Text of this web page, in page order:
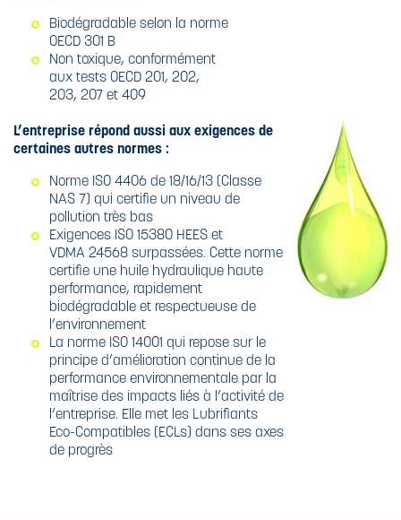
Biodégradable selon la norme
OECD 301 B
Non toxique, conformément
aux tests OECD 201, 202,
203, 207 et 409
L’entreprise répond aussi aux exigences de
certaines autres normes :
Norme ISO 4406 de 18/16/13 (Classe
NAS 7) qui certifie un niveau de
pollution très bas
Exigences ISO 15380 HEES et
VDMA 24568 surpassées. Cette norme
certifie une huile hydraulique haute
performance, rapidement
biodégradable et respectueuse de
l’environnement
La norme ISO 14001 qui repose sur le
principe d’amélioration continue de la
performance environnementale par la
maîtrise des impacts liés à l’activité de
l’entreprise. Elle met les Lubrifiants
Eco-Compatibles (ECLs) dans ses axes
de progrès